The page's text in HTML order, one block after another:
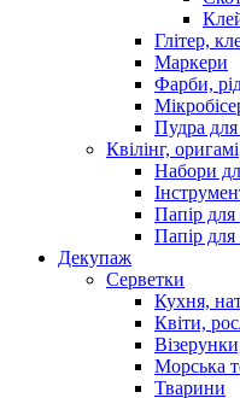
Глітер,
Маркери
Фарби,
Пудра
Квілінг, оригамі
Набори
Папір для
Папір для
Декупаж
Серветки
Кухня,
Квіти,
Морська
Тварини